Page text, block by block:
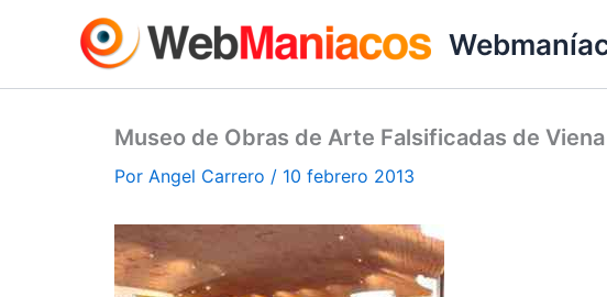
Museo de Obras de Arte Falsificadas de Viena
Por Angel Carrero / 10 febrero 2013